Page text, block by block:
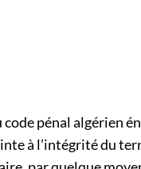
code pénal algérien
à l’intégrité du